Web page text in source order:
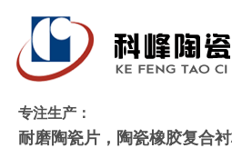
专注生产：
耐磨陶瓷片，陶瓷橡胶复合